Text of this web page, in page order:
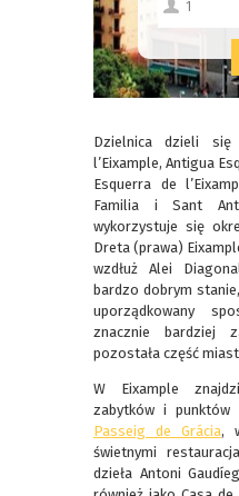
Dzielnica dzieli
l’Eixample, Antigua
Esquerra de
Familia i Sant
wykorzystuje się
Dreta (prawa)
wzdłuż Alei
bardzo dobrym
uporządkowany
znacznie bardziej
pozostała część
W Eixample
zabytków i punktów
Passeig de Grácia,
świetnymi
dzieła Antoni